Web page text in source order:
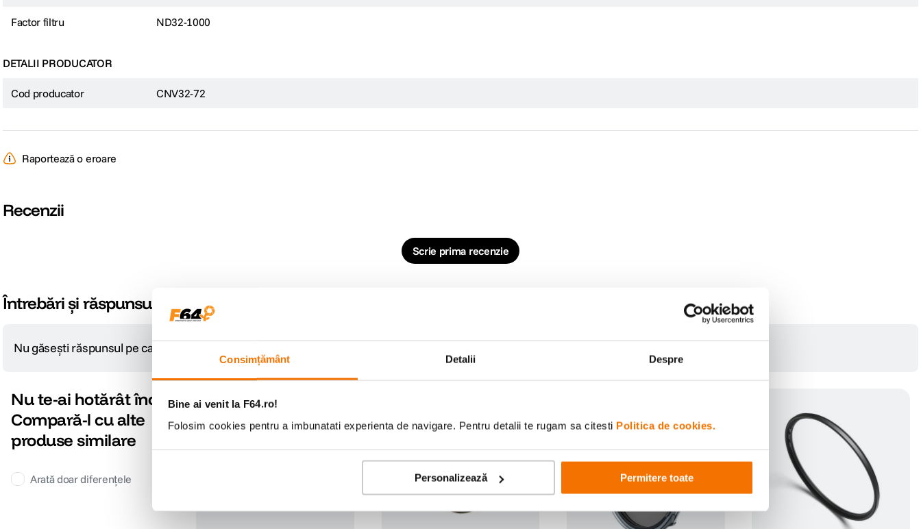
Consimțământ Detalii Despre
Bine ai venit la F64.ro!
Folosim cookies pentru a imbunatati experienta de navigare. Pentru detalii te rugam sa citesti Politica de cookies.
Personalizează Permitere toate
Factor filtru ND32-1000
DETALII PRODUCATOR
Cod producator CNV32-72
Raportează o eroare
Recenzii
Scrie prima recenzie
Întrebări și răspunsuri
Nu găsești răspunsul pe care îl cauți?
Nu te-ai hotărât încă?
Compară-l cu alte
produse similare
Arată doar diferențele
cumpara impreuna: -10% discount